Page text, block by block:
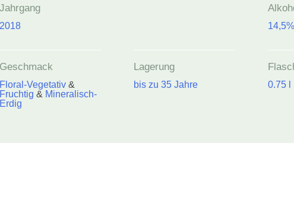
Jahrgang
2018
Geschmack
Floral-Vegetativ&
Fruchtig & Mineralisch-
Erdig
Lagerung
bis zu 35 Jahre 0.75 l